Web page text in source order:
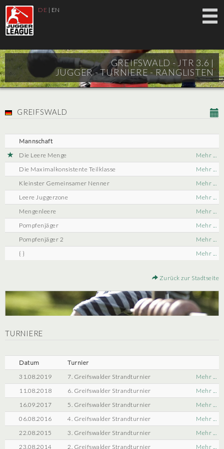
DE | EN
GREIFSWALD - JTR 3.6 |
JUGGER - TURNIERE - RANGLISTEN
GREIFSWALD
Mannschaft
Die Leere Menge
Mehr ...
Die Maximalkonsistente Teilklasse
Mehr ...
Kleinster Gemeinsamer Nenner
Mehr ...
Leere Juggerzone
Mehr ...
Mengenleere
Mehr ...
Pompfenjäger
Mehr ...
Pompfenjäger 2
Mehr ...
{ }
Mehr ...
Zurück zur Stadtseite
TURNIERE
Datum
Turnier
31.08.2019
7. Greifswalder Strandturnier
Mehr ...
11.08.2018
6. Greifswalder Strandturnier
Mehr ...
16.09.2017
5. Greifswalder Strandturnier
Mehr ...
06.08.2016
4. Greifswalder Strandturnier
Mehr ...
22.08.2015
3. Greifswalder Strandturnier
Mehr ...
23.08.2014
2. Greifswalder Strandturnier Mehr ...